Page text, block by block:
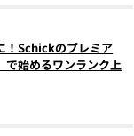
！Schickのプレミア
で始めるワンランク上